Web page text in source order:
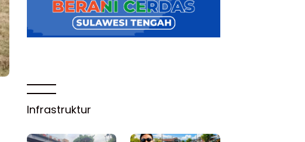
Infrastruktur